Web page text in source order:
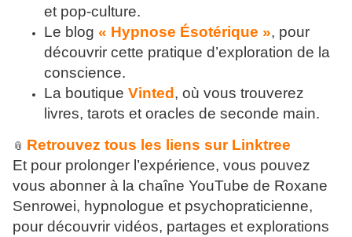
et pop-culture.
Le blog « Hypnose Ésotérique », pour
découvrir cette pratique d’exploration de la
conscience.
La boutique Vinted , où vous trouverez
livres, tarots et oracles de seconde main.
📎 Retrouvez tous les liens sur Linktree
Et pour prolonger l’expérience, vous pouvez
vous abonner à la chaîne YouTube de Roxane
Senrowei, hypnologue et psychopraticienne,
pour découvrir vidéos, partages et explorations